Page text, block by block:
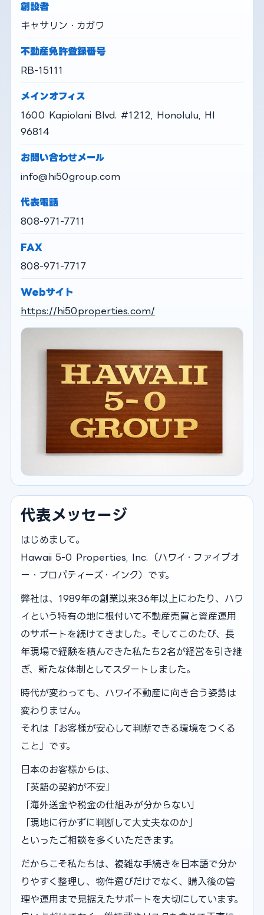
創設者
キャサリン・カガワ
不動産免許登録番号
RB-15111
メインオフィス
1600 Kapiolani Blvd. #1212, Honolulu, HI
96814
お問い合わせメール
info@hi50group.com
代表電話
808-971-7711
FAX
808-971-7717
Webサイト
https://hi50properties.com/
代表メッセージ
はじめまして。
Hawaii 5-0 Properties, Inc.（ハワイ・ファイブオ
ー・プロパティーズ・インク）です。
弊社は、1989年の創業以来36年以上にわたり、ハワ
イという特有の地に根付いて不動産売買と資産運用
のサポートを続けてきました。そしてこのたび、長
年現場で経験を積んできた私たち2名が経営を引き継
ぎ、新たな体制としてスタートしました。
時代が変わっても、ハワイ不動産に向き合う姿勢は
変わりません。
それは「お客様が安心して判断できる環境をつくる
こと」です。
日本のお客様からは、
「英語の契約が不安」
「海外送金や税金の仕組みが分からない」
「現地に行かずに判断して大丈夫なのか」
といったご相談を多くいただきます。
だからこそ私たちは、複雑な手続きを日本語で分か
りやすく整理し、物件選びだけでなく、購入後の管
理や運用まで見据えたサポートを大切にしています。